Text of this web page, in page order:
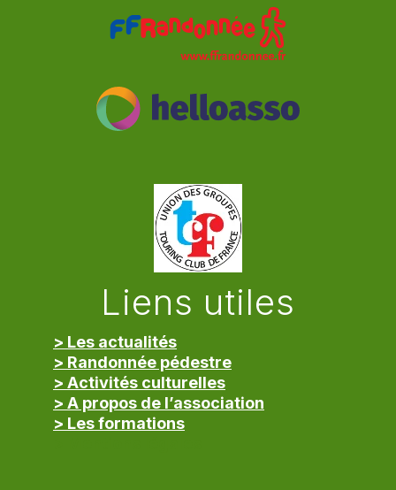
Liens utiles
> Les actualités
> Randonnée pédestre
> Activités culturelles
> A propos de l’association
> Les formations